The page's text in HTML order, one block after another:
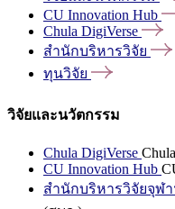
CU Innovation Hub
Chula DigiVerse
สำนักบริหารวิจัย
ทุนวิจัย
วิจัยและนวัตกรรม
Chula DigiVerse
CU Innovation Hub
สำนักบริหารวิจัยจุฬา